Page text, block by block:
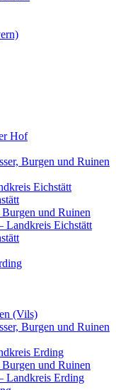
Hof
Burgen und Ruinen
Eichstätt
Burgen und Ruinen
Landkreis Eichstätt
(Vils)
Burgen und Ruinen
Erding
Burgen und Ruinen
Landkreis Erding